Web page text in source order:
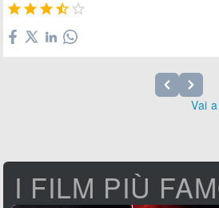
    
Vai
I FILM PIÙ